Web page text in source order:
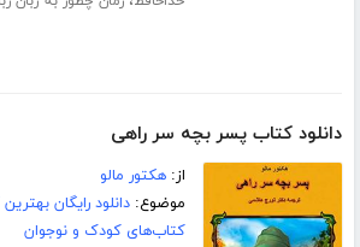
دانلود کتاب پسر بچه سر راهی
از:هکتور مالو
موضوع:دانلود رایگان
کتاب‌های کودک و نوجوان